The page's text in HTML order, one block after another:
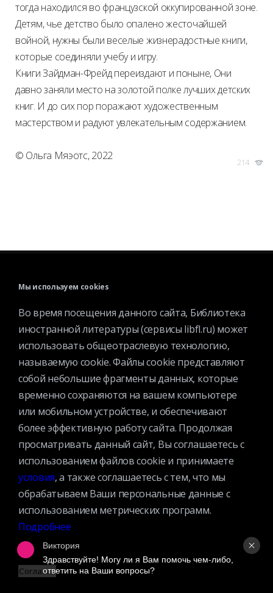
тогда находился во французской оккупированной зоне.
Детям, чье детство было опалено жесточайшей
войной, нужны были веселые жизнерадостные книги,
которые соединяли учебу и игру.
Книги Зайдман-Фрейд переиздают и поныне, Они
давно заняли место на золотой полке лучших детских
книг. И до сих пор поражают художественным
мастерством и радуют увлекательным содержанием.
© Ольга Мяэотс, 2022
214
НОВОСТИ
О БИБЛИОТЕКЕ
Контактная информация
Вакансии
Услуги
История библиотеки
Спецпроекты
Официальные документы
Противодействие коррупции
Мы используем cookies
Во время посещения данного сайта, Библиотека
иностранной литературы (сервисы libfl.ru) может
использовать общеотраслевую технологию,
называемую cookie. Файлы cookie представляют
собой небольшие фрагменты данных, которые
временно сохраняются на вашем компьютере
или мобильном устройстве, и обеспечивают
более эффективную работу сайта. Продолжая
просматривать данный сайт, Вы соглашаетесь с
использованием файлов cookie и принимаете
условия, а также соглашаетесь с тем, что мы
обрабатываем Ваши персональные данные с
использованием метрических программ.
Подробнее
Согласен
Виктория
Здравствуйте! Могу ли я Вам помочь чем-либо,
ответить на Ваши вопросы?